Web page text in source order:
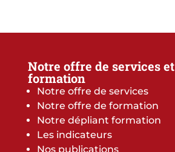
Notre offre de services et
formation
Notre offre de services
Notre offre de formation
Notre dépliant formation
Les indicateurs
Nos publications